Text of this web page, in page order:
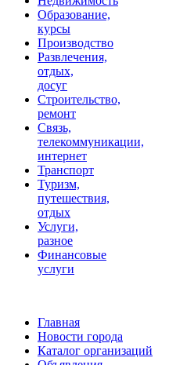
Образование,
курсы
Производство
Развлечения,
отдых,
досуг
Строительство,
ремонт
Связь,
телекоммуникации,
интернет
Транспорт
Туризм,
путешествия,
отдых
Услуги,
разное
Финансовые
услуги
Главная
Новости города
Каталог организаций